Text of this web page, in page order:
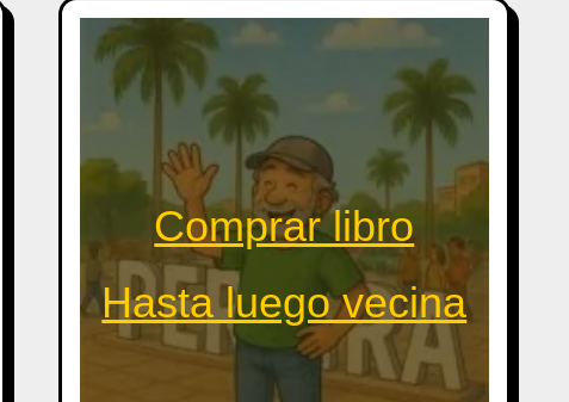
Comprar libro
Hasta luego vecina